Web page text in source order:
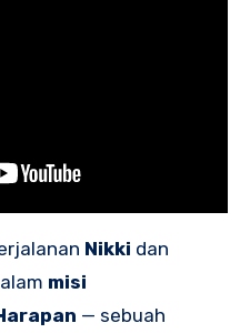
Nikki dan
misi
— sebuah